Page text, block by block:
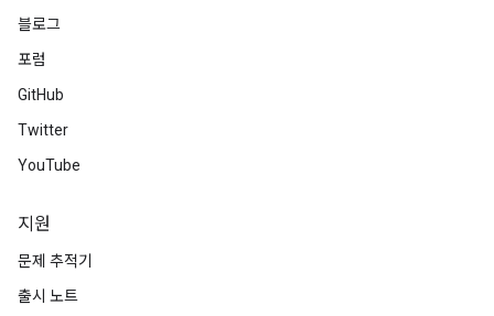
블로그
포럼
GitHub
Twitter
YouTube
지원
문제 추적기
출시 노트